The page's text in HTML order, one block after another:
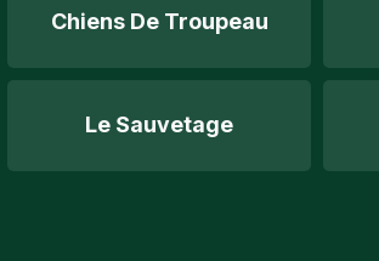
Chiens De Troupeau
Le Sauvetage